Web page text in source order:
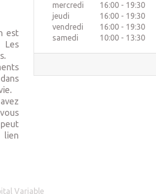
est
Les
lien
mercredi
16:00 - 19:30
jeudi
16:00 - 19:30
vendredi
16:00 - 19:30
samedi
10:00 - 13:30
Variable